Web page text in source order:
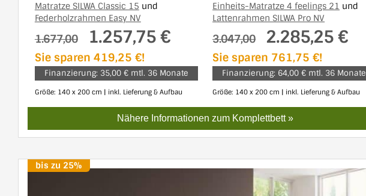
Matratze SILWA Classic 15 und
Federholzrahmen Easy NV
1.677,00 1.257,75 €
Sie sparen 419,25 €!
Finanzierung: 35,00 € mtl. 36 Monate
Größe: 140 x 200 cm | inkl. Lieferung & Aufbau
Einheits-Matratze 4 feelings 21 und
Lattenrahmen SILWA Pro NV
3.047,00 2.285,25 €
Sie sparen 761,75 €!
Finanzierung: 64,00 € mtl. 36 Monate
Größe: 140 x 200 cm | inkl. Lieferung & Aufbau
Nähere Informationen zum Komplettbett »
bis zu 25%